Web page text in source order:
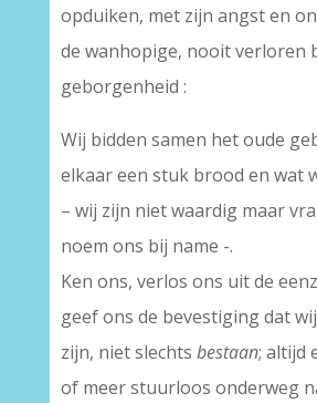
opduiken, met zijn angst en
de wanhopige, nooit verloren
geborgenheid :
Wij bidden samen het oude
elkaar een stuk brood en wat
– wij zijn niet waardig maar
noem ons bij name -.
Ken ons, verlos ons uit de
geef ons de bevestiging dat
zijn, niet slechts bestaan; altijd
of meer stuurloos onderweg